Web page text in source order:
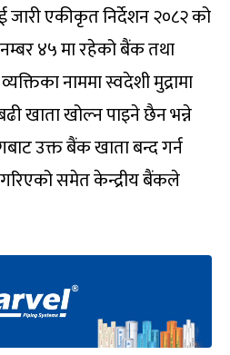
जारी एकीकृत निर्देशन २०८२ को
४५ मा रहेको बैंक तथा
नाममा स्वदेशी मुद्रामा
खाता खोल्न पाइने छैन भन्ने
उक्त बैंक खाता बन्द गर्न
समेत केन्द्रीय बैंकले